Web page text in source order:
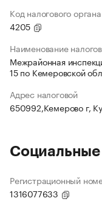
Код налогового органа
4205
Наименование
Межрайонная
15 по Кемеровской
Адрес налоговой
650992,Кемерово г,
Регистрационный
1316077633